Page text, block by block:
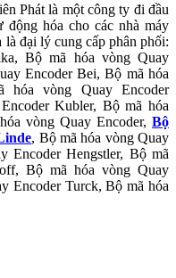
Phát là một công ty đi đầu
động hóa cho các nhà máy
đại lý cung cấp phân phối:
Bộ mã hóa vòng Quay
Encoder Bei, Bộ mã hóa
hóa vòng Quay Encoder
Kubler, Bộ mã hóa
vòng Quay Encoder, Bộ
, Bộ mã hóa vòng Quay
Encoder Hengstler, Bộ mã
Bộ mã hóa vòng Quay
Encoder Turck, Bộ mã hóa